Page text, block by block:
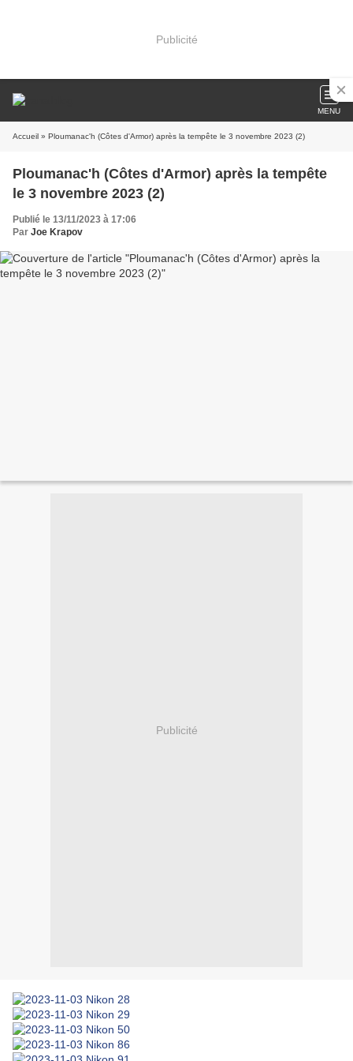
Publicité
MENU
Accueil » Ploumanac'h (Côtes d'Armor) après la tempête le 3 novembre 2023 (2)
Ploumanac'h (Côtes d'Armor) après la tempête
le 3 novembre 2023 (2)
Publié le 13/11/2023 à 17:06
Par Joe Krapov
Publicité